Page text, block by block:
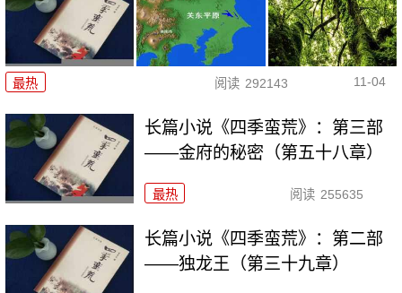
最热 阅读 292143 11-04
长篇小说《四季蛮荒》：第三部
——金府的秘密（第五十八章）
最热 阅读 255635
长篇小说《四季蛮荒》：第二部
——独龙王（第三十九章）